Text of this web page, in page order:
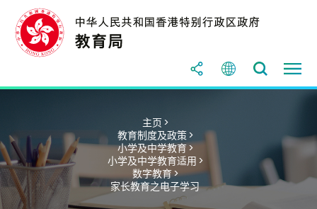
主页 >
教育制度及政策 >
小学及中学教育 >
小学及中学教育适用 >
数字教育 >
家长教育之电子学习